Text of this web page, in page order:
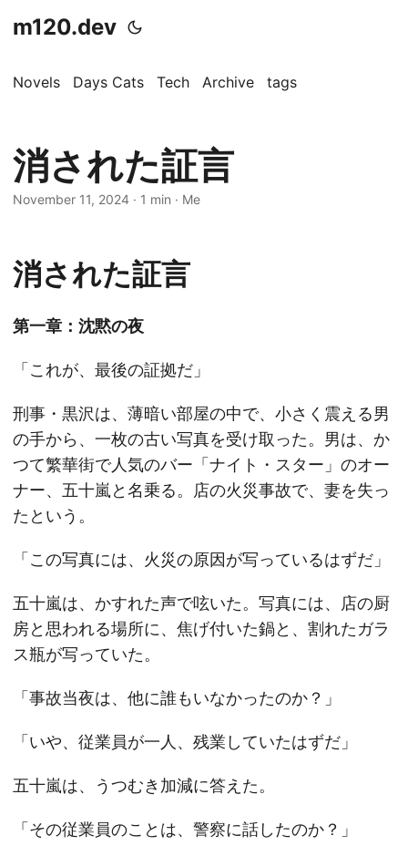
m120.dev
Novels Days Cats Tech Archive tags
消された証言
November 11, 2024 · 1 min · Me
消された証言
第一章：沈黙の夜
「これが、最後の証拠だ」
刑事・黒沢は、薄暗い部屋の中で、小さく震える男
の手から、一枚の古い写真を受け取った。男は、か
つて繁華街で人気のバー「ナイト・スター」のオー
ナー、五十嵐と名乗る。店の火災事故で、妻を失っ
たという。
「この写真には、火災の原因が写っているはずだ」
五十嵐は、かすれた声で呟いた。写真には、店の厨
房と思われる場所に、焦げ付いた鍋と、割れたガラ
ス瓶が写っていた。
「事故当夜は、他に誰もいなかったのか？」
「いや、従業員が一人、残業していたはずだ」
五十嵐は、うつむき加減に答えた。
「その従業員のことは、警察に話したのか？」